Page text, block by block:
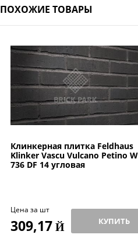
ПОХОЖИЕ ТОВАРЫ
Клинкерная плитка Feldhaus
Klinker Vascu Vulcano Petino W
736 DF 14 угловая
Цена за шт
309,17 Й КУПИТЬ